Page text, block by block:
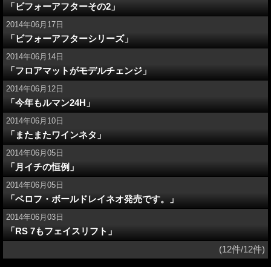
「ビフォーアフターその2」
2014年06月17日
「ビフォーアフターシリーズ」
2014年06月14日
「フロアマットがモデルチェンジ」
2014年06月12日
「今年もルマン24H」
2014年06月10日
「またまたワインネタ」
2014年06月05日
「月イチの恒例」
2014年06月05日
「ベロフ・ボールドレイネオ発売です。」
2014年06月03日
「RS 7もフェイスリフト」
(12件/12件)